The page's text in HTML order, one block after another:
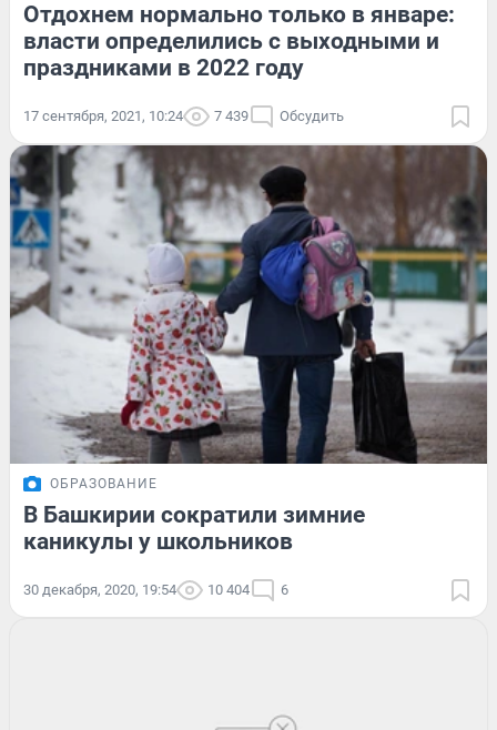
Отдохнем нормально только в январе:
власти определились с выходными и
праздниками в 2022 году
17 сентября, 2021, 10:24 7 439 Обсудить
ОБРАЗОВАНИЕ
В Башкирии сократили зимние
каникулы у школьников
30 декабря, 2020, 19:54 10 404 6